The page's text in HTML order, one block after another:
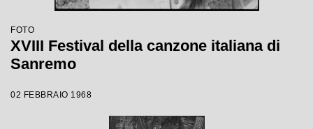
FOTO
XVIII Festival della canzone italiana di
Sanremo
02 FEBBRAIO 1968